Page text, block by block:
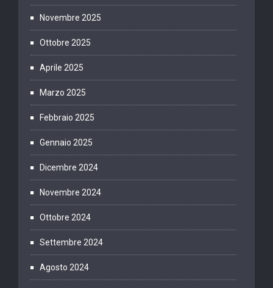
Novembre 2025
Ottobre 2025
Aprile 2025
Marzo 2025
Febbraio 2025
Gennaio 2025
Dicembre 2024
Novembre 2024
Ottobre 2024
Settembre 2024
Agosto 2024